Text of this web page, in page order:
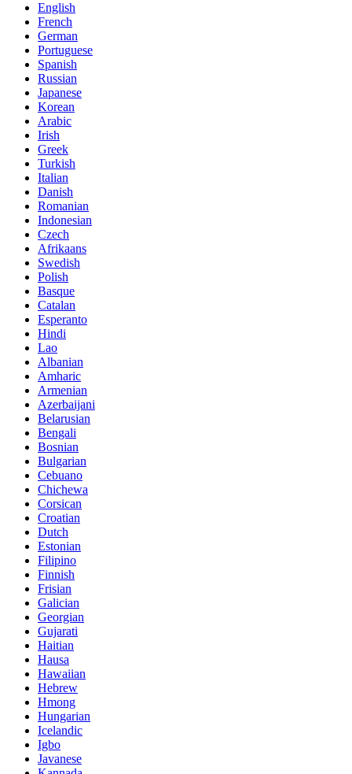
English
French
German
Portuguese
Spanish
Russian
Japanese
Korean
Arabic
Irish
Greek
Turkish
Italian
Danish
Romanian
Indonesian
Czech
Afrikaans
Swedish
Polish
Basque
Catalan
Esperanto
Hindi
Lao
Albanian
Amharic
Armenian
Azerbaijani
Belarusian
Bengali
Bosnian
Bulgarian
Cebuano
Chichewa
Corsican
Croatian
Dutch
Estonian
Filipino
Finnish
Frisian
Galician
Georgian
Gujarati
Haitian
Hausa
Hawaiian
Hebrew
Hmong
Hungarian
Icelandic
Igbo
Javanese